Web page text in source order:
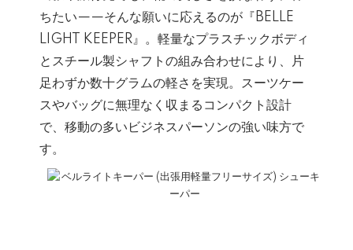
ちたい——そんな願いに応えるのが『BELLE
LIGHT KEEPER』。軽量なプラスチックボディ
とスチール製シャフトの組み合わせにより、片
足わずか数十グラムの軽さを実現。スーツケー
スやバッグに無理なく収まるコンパクト設計
で、移動の多いビジネスパーソンの強い味方で
す。